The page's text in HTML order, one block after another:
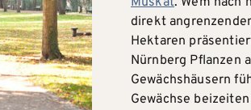
direkt
Hektaren
Nürnberg Pflanzen
Gewächshäusern
Gewächse